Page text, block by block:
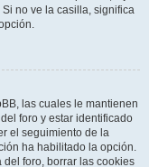
no ve la casilla, significa
las cuales le mantienen
foro y estar identificado
el seguimiento de la
ha habilitado la opción.
foro, borrar las cookies